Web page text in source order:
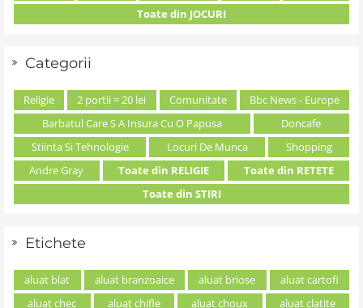
Toate din JOCURI
Categorii
Religie 2 portii = 20 lei Comunitate
Bbc News - Europe
Barbatul Care S A Insura Cu O Papusa
Doncafe
Stiinta Si Tehnologie
Locuri De Munca
Shopping
Andre Gray
Toate din RELIGIE
Toate din RETETE
Toate din STIRI
Etichete
aluat blat aluat branzoaice aluat briose
aluat cartofi
aluat chec
aluat chifle aluat choux aluat clatite